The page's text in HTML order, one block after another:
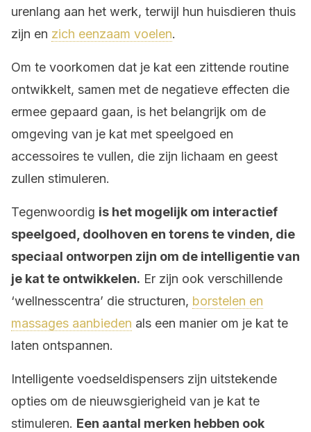
urenlang aan het werk, terwijl hun huisdieren thuis
zijn en zich eenzaam voelen.
Om te voorkomen dat je kat een zittende routine
ontwikkelt, samen met de negatieve effecten die
ermee gepaard gaan, is het belangrijk om de
omgeving van je kat met speelgoed en
accessoires te vullen, die zijn lichaam en geest
zullen stimuleren.
Tegenwoordig is het mogelijk om interactief
speelgoed, doolhoven en torens te vinden, die
speciaal ontworpen zijn om de intelligentie van
je kat te ontwikkelen. Er zijn ook verschillende
‘wellnesscentra’ die structuren, borstelen en
massages aanbieden als een manier om je kat te
laten ontspannen.
Intelligente voedseldispensers zijn uitstekende
opties om de nieuwsgierigheid van je kat te
stimuleren. Een aantal merken hebben ook